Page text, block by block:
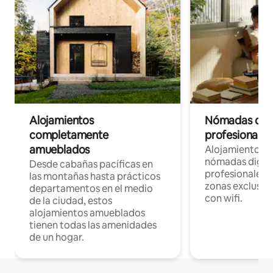
Alojamientos
completamente
amueblados
Desde cabañas pacíficas en
las montañas hasta prácticos
departamentos en el medio
de la ciudad, estos
alojamientos amueblados
tienen todas las amenidades
de un hogar.
Nómadas
Alojamientos
nómadas
profesionales
zonas
con wifi.